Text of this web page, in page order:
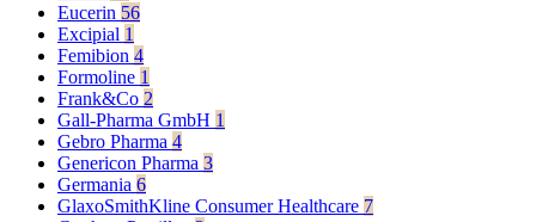
Eucerin 56
Excipial 1
Femibion 4
Formoline 1
Frank&Co 2
Gall-Pharma GmbH 1
Gebro Pharma 4
Genericon Pharma 3
Germania 6
GlaxoSmithKline Consumer Healthcare 7